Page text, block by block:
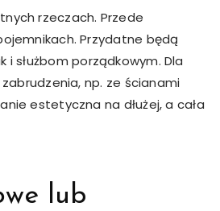
rzeczach. Przede
Przydatne będą
służbom porządkowym. Dla
np. ze ścianami
estetyczna na dłużej, a cała
lub